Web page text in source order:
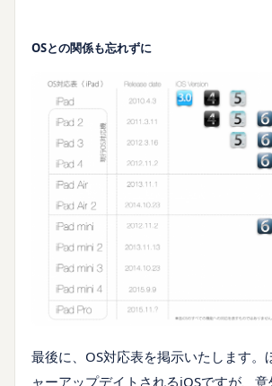
OSとの関係も忘れずに
最後に、 OS対応表を掲示いたします。
ャーアップデイトされるiOSですが、